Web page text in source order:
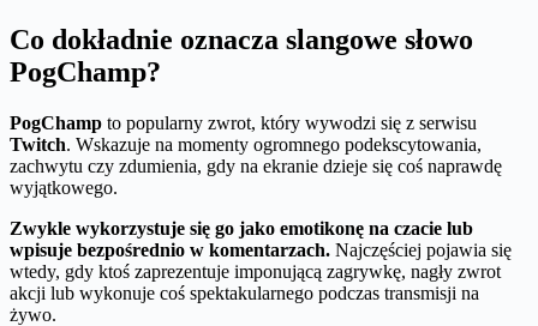
Co dokładnie oznacza slangowe słowo
PogChamp?
PogChamp to popularny zwrot, który wywodzi się z serwisu
Twitch. Wskazuje na momenty ogromnego podekscytowania,
zachwytu czy zdumienia, gdy na ekranie dzieje się coś naprawdę
wyjątkowego.
Zwykle wykorzystuje się go jako emotikonę na czacie lub
wpisuje bezpośrednio w komentarzach. Najczęściej pojawia się
wtedy, gdy ktoś zaprezentuje imponującą zagrywkę, nagły zwrot
akcji lub wykonuje coś spektakularnego podczas transmisji na
żywo.